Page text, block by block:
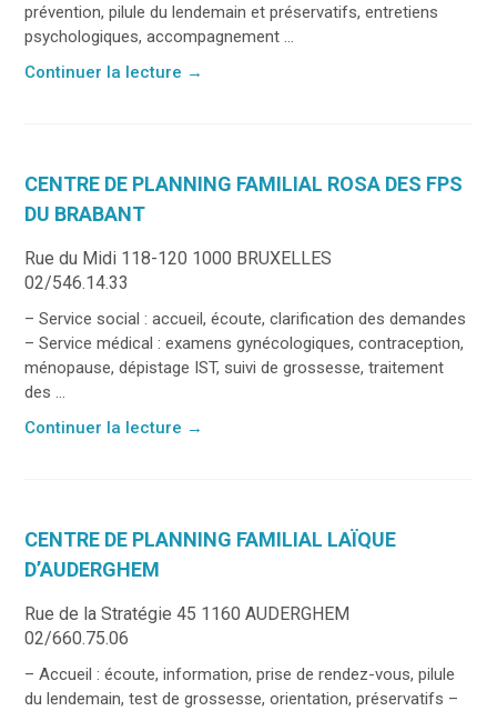
prévention, pilule du lendemain et préservatifs, entretiens
psychologiques, accompagnement ...
Continuer la lecture →
CENTRE DE PLANNING FAMILIAL ROSA DES FPS
DU BRABANT
Rue du Midi 118-120 1000 BRUXELLES
02/546.14.33
– Service social : accueil, écoute, clarification des demandes
– Service médical : examens gynécologiques, contraception,
ménopause, dépistage IST, suivi de grossesse, traitement
des ...
Continuer la lecture →
CENTRE DE PLANNING FAMILIAL LAÏQUE
D’AUDERGHEM
Rue de la Stratégie 45 1160 AUDERGHEM
02/660.75.06
– Accueil : écoute, information, prise de rendez-vous, pilule
du lendemain, test de grossesse, orientation, préservatifs –